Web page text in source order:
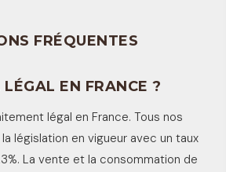
FRÉQUENTES
EN FRANCE ?
légal en France. Tous nos
législation en vigueur avec un taux
La vente et la consommation de